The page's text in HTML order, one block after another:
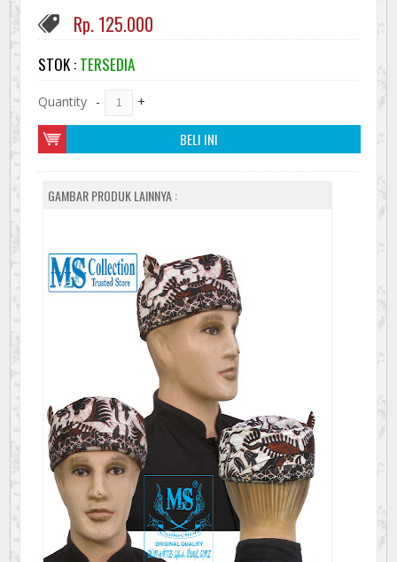
Rp. 125.000
STOK : TERSEDIA
Quantity - +
BELI INI
GAMBAR PRODUK LAINNYA :